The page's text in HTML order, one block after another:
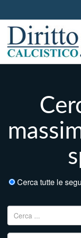
Cerca tutte le
Ricerca per: